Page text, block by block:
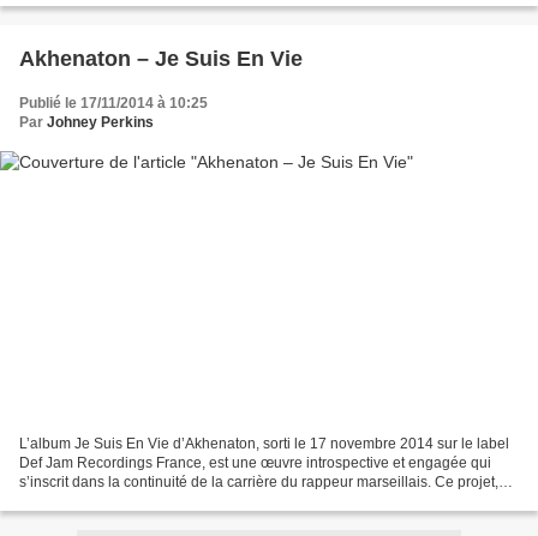
Akhenaton – Je Suis En Vie
Publié le 17/11/2014 à 10:25
Par Johney Perkins
L’album Je Suis En Vie d’Akhenaton, sorti le 17 novembre 2014 sur le label
Def Jam Recordings France, est une œuvre introspective et engagée qui
s’inscrit dans la continuité de la carrière du rappeur marseillais. Ce projet,